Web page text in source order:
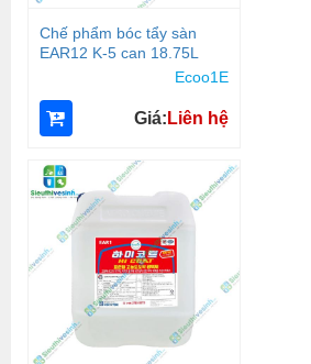
Chế phẩm bóc tẩy sàn
EAR12 K-5 can 18.75L
Ecoo1E
Giá: Liên hệ